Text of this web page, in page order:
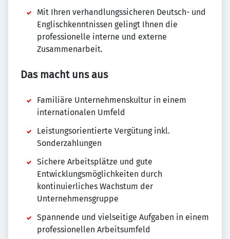
Mit Ihren verhandlungssicheren Deutsch- und
Englischkenntnissen gelingt Ihnen die
professionelle interne und externe
Zusammenarbeit.
Das macht uns aus
Familiäre Unternehmenskultur in einem
internationalen Umfeld
Leistungsorientierte Vergütung inkl.
Sonderzahlungen
Sichere Arbeitsplätze und gute
Entwicklungsmöglichkeiten durch
kontinuierliches Wachstum der
Unternehmensgruppe
Spannende und vielseitige Aufgaben in einem
professionellen Arbeitsumfeld